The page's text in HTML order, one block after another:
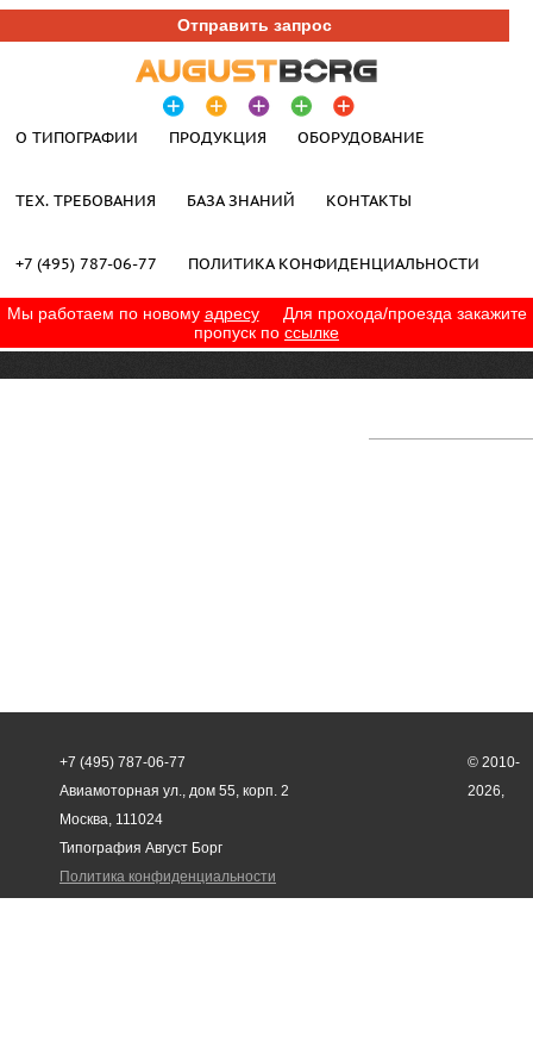
Отправить запрос
О ТИПОГРАФИИ ПРОДУКЦИЯ ОБОРУДОВАНИЕ
ТЕХ. ТРЕБОВАНИЯ БАЗА ЗНАНИЙ КОНТАКТЫ
+7 (495) 787-06-77 ПОЛИТИКА КОНФИДЕНЦИАЛЬНОСТИ
Мы работаем по новому адресу
Для прохода/проезда закажите
пропуск по ссылке
+7 (495) 787-06-77
Авиамоторная ул., дом 55, корп. 2
Москва, 111024
© 2010-
2026,
Типография Август Борг
Политика конфиденциальности